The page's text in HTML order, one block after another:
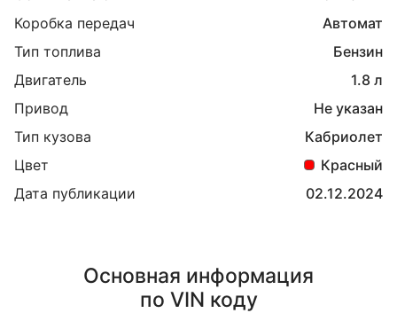
Коробка передач
Автомат
Тип топлива
Бензин
Двигатель
1.8 л
Привод
Не указан
Тип кузова
Кабриолет
Цвет
Красный
Дата публикации
02.12.2024
Основная информация
по VIN коду